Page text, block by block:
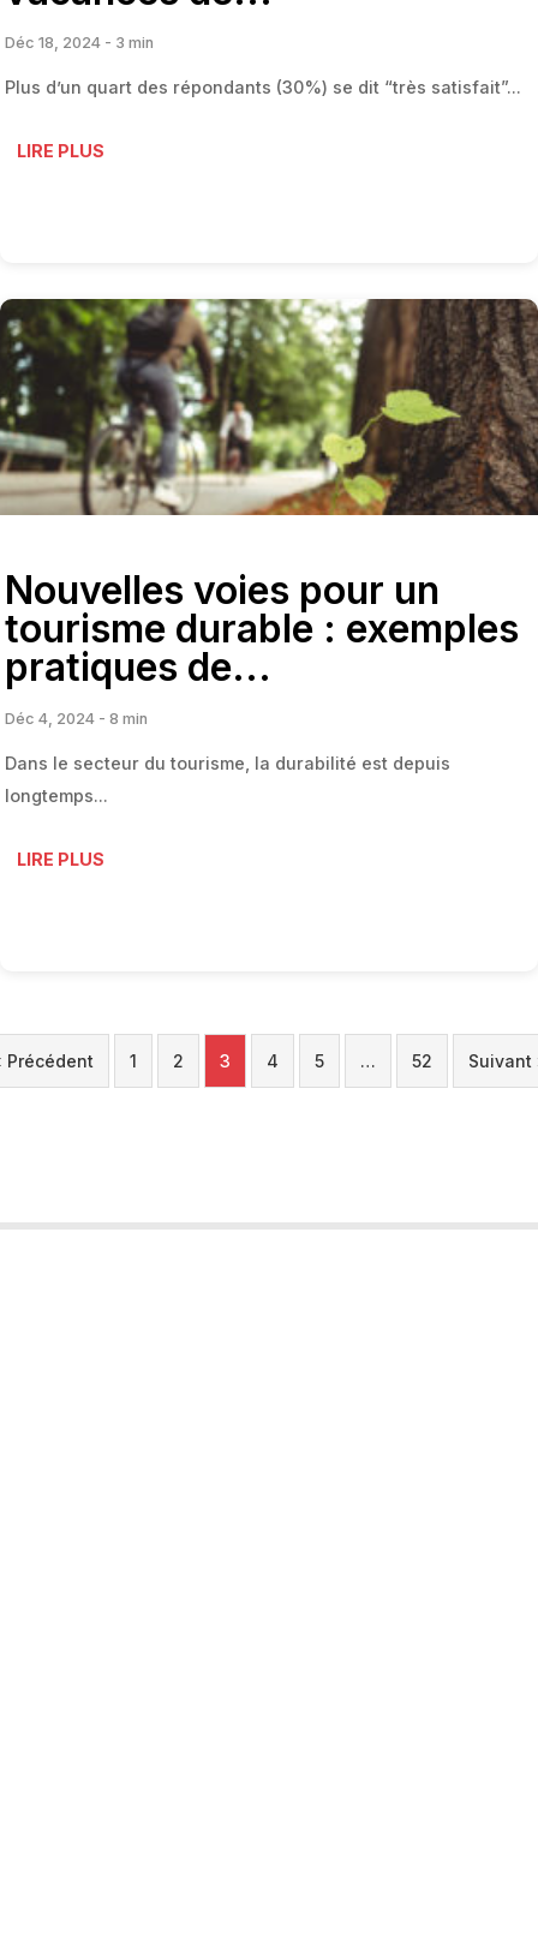
Déc 18, 2024 - 3 min
Plus d’un quart des répondants (30%) se dit “très satisfait”...
LIRE PLUS
Nouvelles voies pour un
tourisme durable : exemples
pratiques de...
Déc 4, 2024 - 8 min
Dans le secteur du tourisme, la durabilité est depuis
longtemps...
LIRE PLUS
Précédent 1 2 3 4 5 … 52 Suivant